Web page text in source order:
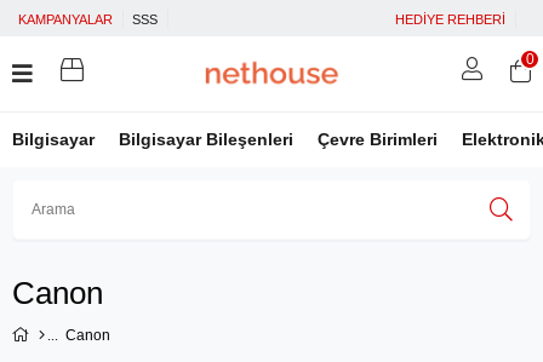
KAMPANYALAR SSS HEDİYE REHBERİ
Bilgisayar Bilgisayar Bileşenleri Çevre Birimleri
0
Canon
Canon